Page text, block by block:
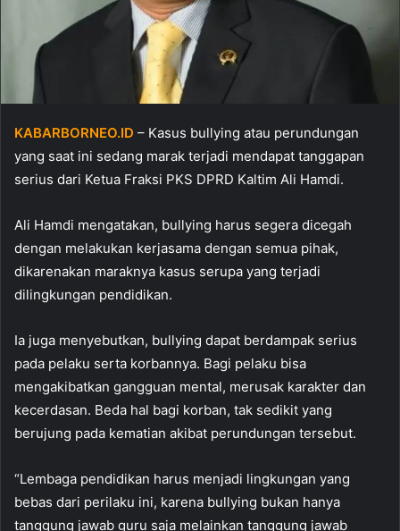
KABARBORNEO.ID – Kasus bullying atau perundungan
yang saat ini sedang marak terjadi mendapat tanggapan
serius dari Ketua Fraksi PKS DPRD Kaltim Ali Hamdi.
Ali Hamdi mengatakan, bullying harus segera dicegah
dengan melakukan kerjasama dengan semua pihak,
dikarenakan maraknya kasus serupa yang terjadi
dilingkungan pendidikan.
Ia juga menyebutkan, bullying dapat berdampak serius
pada pelaku serta korbannya. Bagi pelaku bisa
mengakibatkan gangguan mental, merusak karakter dan
kecerdasan. Beda hal bagi korban, tak sedikit yang
berujung pada kematian akibat perundungan tersebut.
“Lembaga pendidikan harus menjadi lingkungan yang
bebas dari perilaku ini, karena bullying bukan hanya
tanggung jawab guru saja melainkan tanggung jawab